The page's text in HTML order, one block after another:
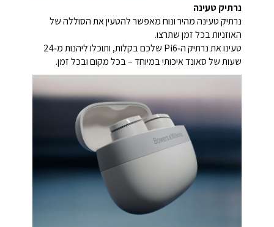
נרתיק טעינה
נרתיק טעינה מהיר ונוח מאפשר להטעין את הסוללה של
האוזניות בכל זמן שתרצו.
טעינו את נרתיק ה‑Pi6 שלכם בקלות, ותוכלו ליהנות מ‑24
שעות של סאונד איכותי במיוחד – בכל מקום ובכל זמן.